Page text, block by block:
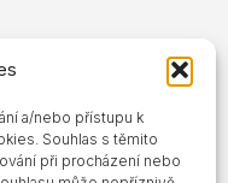
a/nebo přístupu k
Souhlas s těmito
při procházení nebo